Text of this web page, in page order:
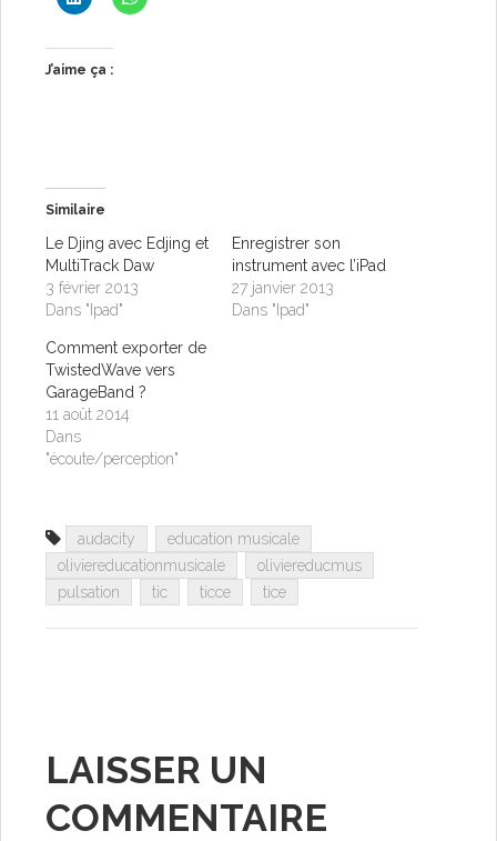
J’aime ça :
Similaire
Le Djing avec Edjing et
MultiTrack Daw
3 février 2013
Dans "Ipad"
Enregistrer son
instrument avec l’iPad
27 janvier 2013
Dans "Ipad"
Comment exporter de
TwistedWave vers
GarageBand ?
11 août 2014
Dans
"écoute/perception"
audacity
education musicale
oliviereducationmusicale
oliviereducmus
pulsation
tic ticce tice
LAISSER UN
COMMENTAIRE